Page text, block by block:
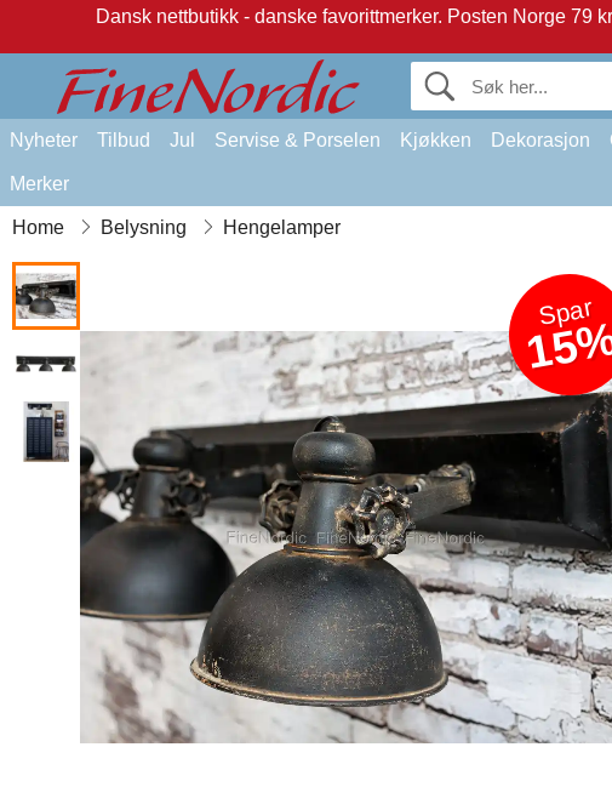
Dansk nettbutikk - danske favorittmerker. Posten Norge 79
Nyheter Tilbud Jul Servise & Porselen Kjøkken Dekorasjon
Merker
Home Belysning Hengelamper
Spar